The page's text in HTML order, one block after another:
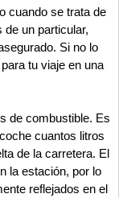
cuando se trata de
de un particular,
Si no lo
tu viaje en una
de combustible. Es
cuantos litros
de la carretera. El
la estación, por lo
reflejados en el